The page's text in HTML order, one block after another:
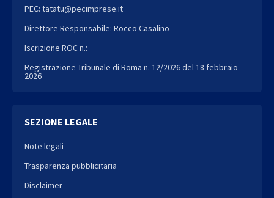
PEC: tatatu@pecimprese.it
Direttore Responsabile: Rocco Casalino
Iscrizione ROC n.:
Registrazione Tribunale di Roma n. 12/2026 del 18 febbraio
2026
SEZIONE LEGALE
Note legali
Trasparenza pubblicitaria
Disclaimer